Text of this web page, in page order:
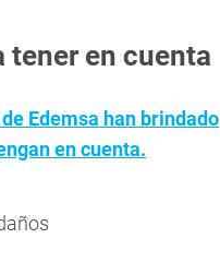
tener en cuenta
Edemsa han brindado
en cuenta.